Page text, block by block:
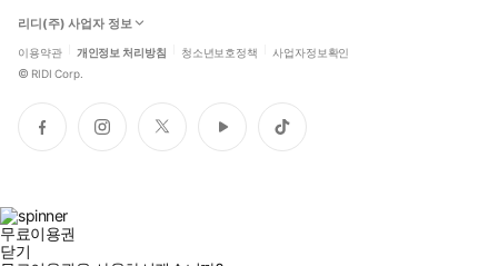
리디(주) 사업자 정보
이용약관 개인정보 처리방침 청소년보호정책 사업자정보확인
© RIDI Corp.
페
이
인
스
트
위
유
튜
틱
톡
무료이용권
닫기